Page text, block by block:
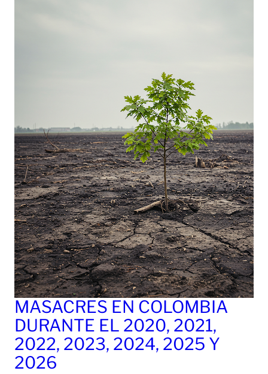
MASACRES EN COLOMBIA
DURANTE EL 2020, 2021,
2022, 2023, 2024, 2025 Y
2026